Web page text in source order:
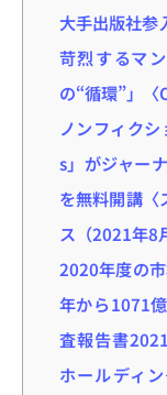
大手出版社参
苛烈するマ
の“循環”」〈
ノンフィク
s」がジャー
を無料開講〈
ス（2021年8
2020年度の
年から1071
査報告書
ホールディ